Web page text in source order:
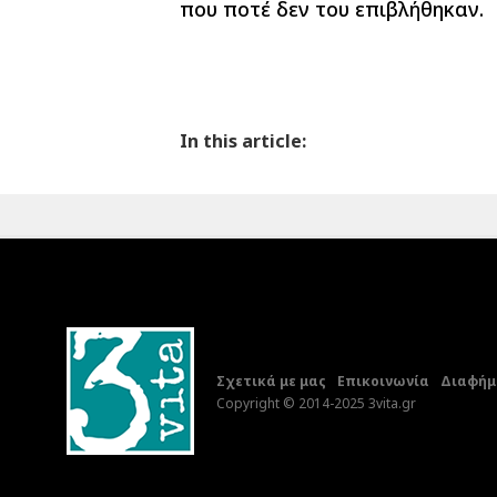
που ποτέ δεν του επιβλήθηκαν.
In this article:
Σχετικά με μας Επικοινωνία
Copyright © 2014-2025 3vita.gr